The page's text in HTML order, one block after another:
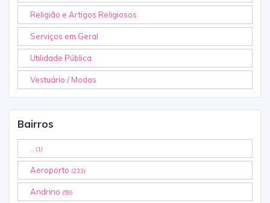
Religião e Artigos Religiosos
Serviços em Geral
Utilidade Pública
Vestuário / Modas
Bairros
(1)
Aeroporto (233)
Andrino (59)